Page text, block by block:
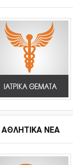
ΑΘΛΗΤΙΚΆ ΝΈΑ